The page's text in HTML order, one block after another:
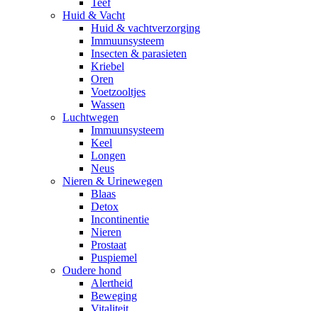
Teef
Huid & Vacht
Huid & vachtverzorging
Immuunsysteem
Insecten & parasieten
Kriebel
Oren
Voetzooltjes
Wassen
Luchtwegen
Immuunsysteem
Keel
Longen
Neus
Nieren & Urinewegen
Blaas
Detox
Incontinentie
Nieren
Prostaat
Puspiemel
Oudere hond
Alertheid
Beweging
Vitaliteit